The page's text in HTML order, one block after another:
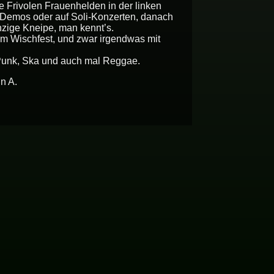
Frivolen Frauenhelden in der linken
oder auf Soli-Konzerten, danach
Kneipe, man kennt’s.
Wischfest, und zwar irgendwas mit
Ska und auch mal Reggae.
A.